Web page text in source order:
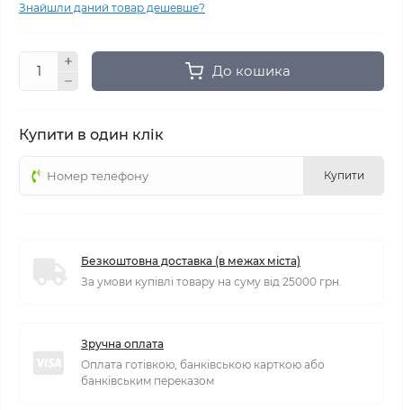
Знайшли даний товар дешевше?
До кошика
Купити в один клік
Купити
Безкоштовна доставка (в межах міста)
За умови купівлі товару на суму від 25000 грн.
Зручна оплата
Оплата готівкою, банківською карткою або
банківським переказом